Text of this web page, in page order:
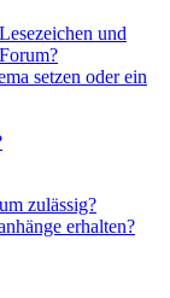
und
setzen oder ein
zulässig?
erhalten?